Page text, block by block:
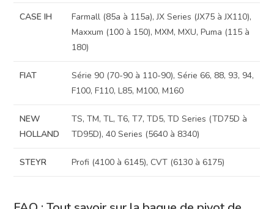
CASE IH
Farmall (85a à 115a), JX Series (JX75 à JX110),
Maxxum (100 à 150), MXM, MXU, Puma (115 à
180)
FIAT
Série 90 (70-90 à 110-90), Série 66, 88, 93, 94,
F100, F110, L85, M100, M160
NEW
HOLLAND
TS, TM, TL, T6, T7, TD5, TD Series (TD75D à
TD95D), 40 Series (5640 à 8340)
STEYR Profi (4100 à 6145), CVT (6130 à 6175)